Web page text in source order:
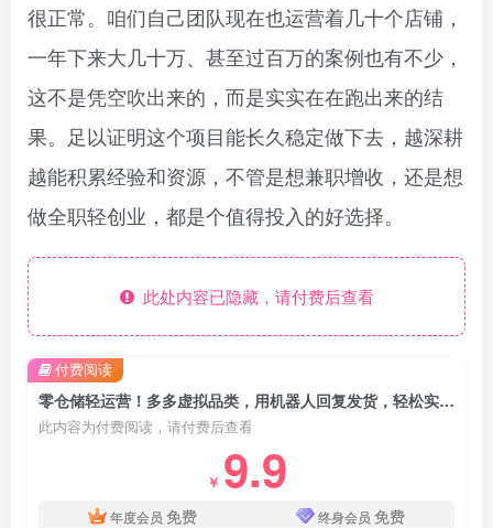
很正常。咱们自己团队现在也运营着几十个店铺，
一年下来大几十万、甚至过百万的案例也有不少，
这不是凭空吹出来的，而是实实在在跑出来的结
果。足以证明这个项目能长久稳定做下去，越深耕
越能积累经验和资源，不管是想兼职增收，还是想
做全职轻创业，都是个值得投入的好选择。​
此处内容已隐藏，请付费后查看
零仓储轻运营！多多虚拟品类，用机器人回复发货，轻松实现月入 1-5 W
此内容为付费阅读，请付费后查看
￥ 9.9
年度会员 免费 终身会员 免费
付费阅读